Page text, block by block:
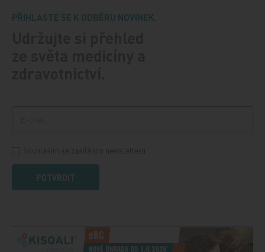
PŘIHLASTE SE K ODBĚRU NOVINEK.
POTVRDIT